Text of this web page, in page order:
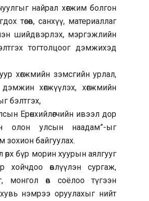
найрал хөгжим болгон
төсөв, санхүү, материаллаг
шийдвэрлэх, мэргэжлийн
тогтолцоог дэмжихэд
зэмсгийн урлал,
хөгжүүлэх, хөгжмийн
бэлтгэх,
Ерөнхийлөгчийн ивээл дор
олон улсын наадам”-ыг
зохион байгуулах.
бүр морин хуурын аялгууг
хойчдоо өвлүүлэн сургаж,
монгол өв соёлоо түгээн
нэмрээ оруулахыг нийт